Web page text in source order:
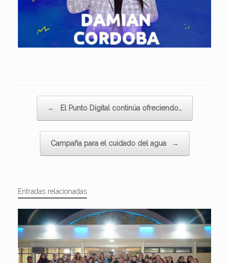
← El Punto Digital continúa ofreciendo…
Campaña para el cuidado del agua →
Entradas relacionadas